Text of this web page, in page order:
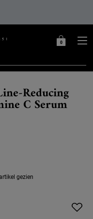
MIJN
0
0 PRODUCT
Reducing
C Serum
gezien